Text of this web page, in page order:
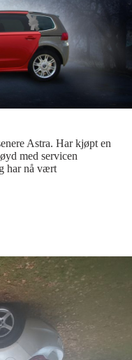
Astra. Har kjøpt en
med servicen
har nå vært